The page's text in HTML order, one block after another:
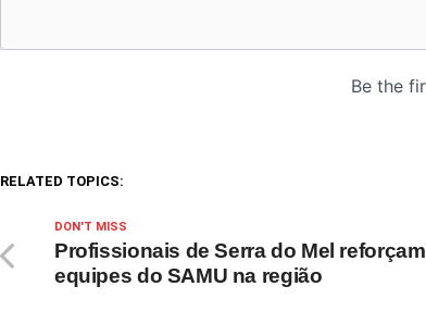
RELATED TOPICS:
DON'T MISS
Profissionais de Serra do Mel reforçam
equipes do SAMU na região